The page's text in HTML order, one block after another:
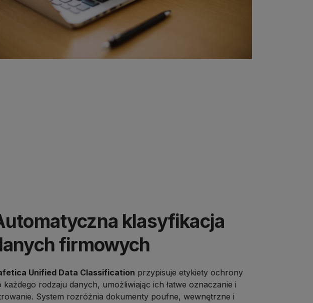
klasyfikacja
firmowych
Unified Data Classification przypisuje etykiety ochrony
każdego rodzaju danych, umożliwiając ich łatwe oznaczanie i
System rozróżnia dokumenty poufne, wewnętrzne i